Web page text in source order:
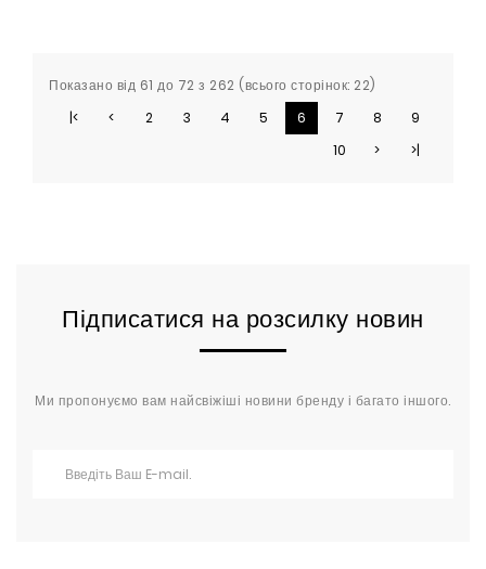
Показано від 61 до 72 з 262 (всього сторінок: 22)
|<
< 2 3 4 5 6 7 8
9
10
> >|
Підписатися на розсилку новин
Ми пропонуємо вам найсвіжіші новини бренду і багато іншого.